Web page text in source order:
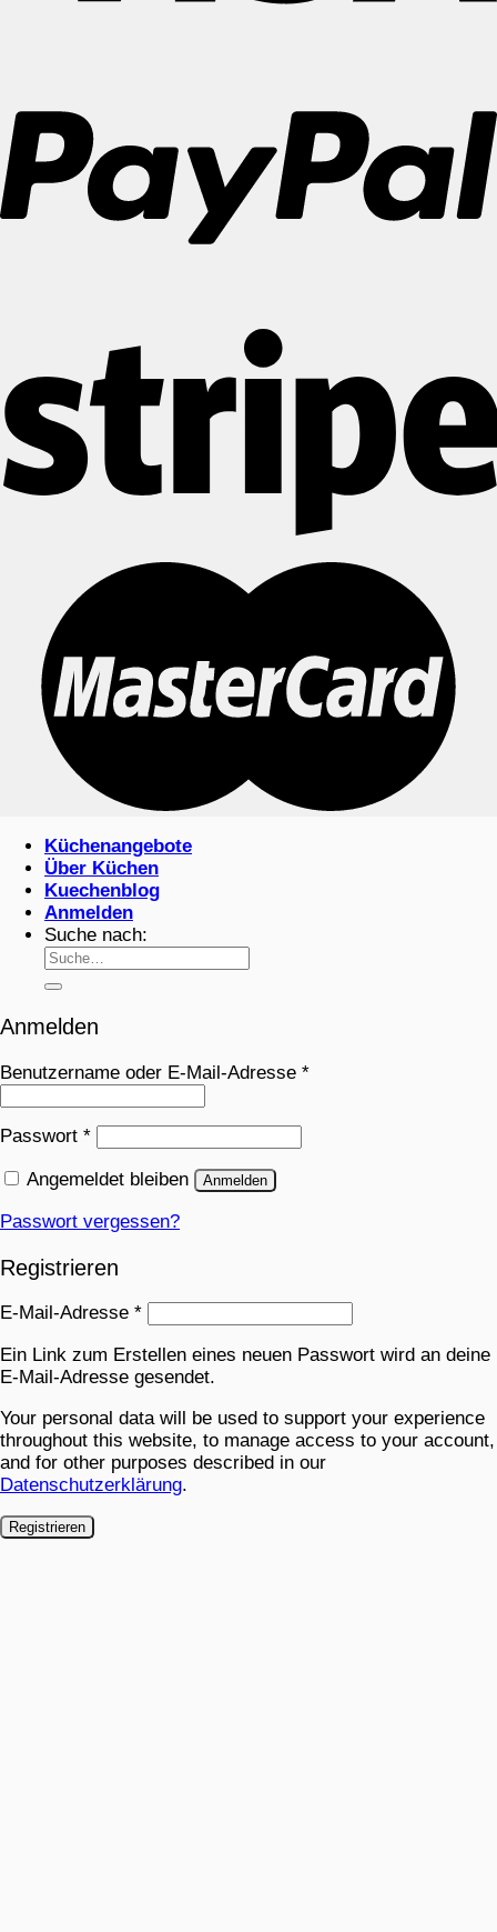
Küchenangebote
Über Küchen
Kuechenblog
Anmelden
Suche nach:
Anmelden
Benutzername oder E-Mail-Adresse *
Passwort *
Angemeldet bleiben Anmelden
Passwort vergessen?
Registrieren
E-Mail-Adresse *
Ein Link zum Erstellen eines neuen Passwort wird an deine
E-Mail-Adresse gesendet.
Your personal data will be used to support your experience
throughout this website, to manage access to your account,
and for other purposes described in our
Datenschutzerklärung.
Registrieren